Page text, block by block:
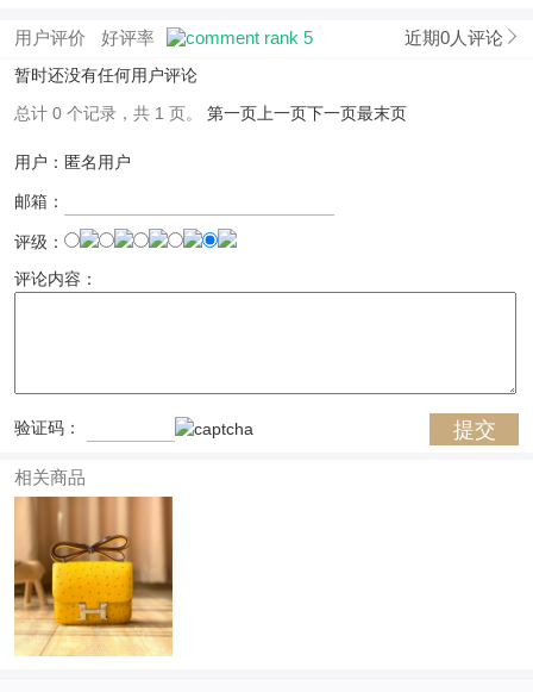
用户评价 好评率 近期0人评论
暂时还没有任何用户评论
总计 0 个记录，共 1 页。 第一页上一页下一页最末页
用户：匿名用户
邮箱：
评级：
评论内容：
验证码：
相关商品